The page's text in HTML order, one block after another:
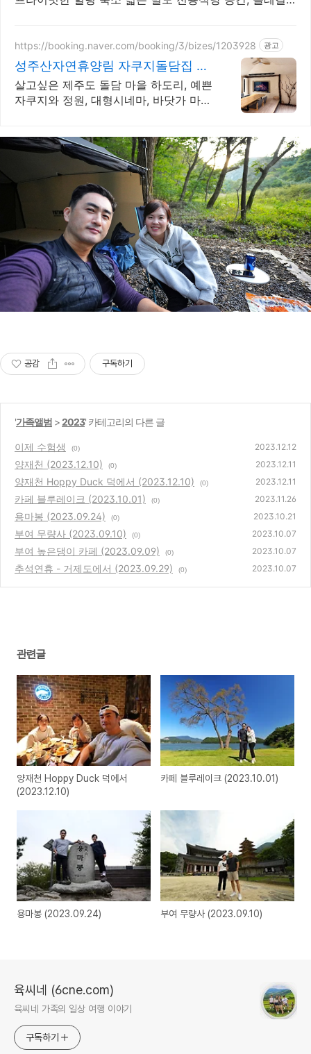
https://booking.naver.com/booking/3/bizes/1203928 광고
성주산자연휴양림 자쿠지돌담집 해
녀마을 하도리 제주돌집
살고싶은 제주도 돌담 마을 하도리, 예쁜
자쿠지와 정원, 대형시네마, 바닷가 마을
최적
공감 구독하기
'가족앨범 >2023' 카테고리의 다른 글
이제 수험생 (0) 2023.12.12
양재천 (2023.12.10) (0) 2023.12.11
양재천 Hoppy Duck 덕에서 (2023.12.10) (0) 2023.12.11
카페 블루레이크 (2023.10.01) (0) 2023.11.26
용마봉 (2023.09.24) (0) 2023.10.21
부여 무량사 (2023.09.10) (0) 2023.10.07
부여 높은댕이 카페 (2023.09.09) (0) 2023.10.07
추석연휴 - 거제도에서 (2023.09.29) (0) 2023.10.07
관련글
양재천 Hoppy Duck 덕에서
(2023.12.10)
카페 블루레이크 (2023.10.01)
용마봉 (2023.09.24) 부여 무량사 (2023.09.10)
육씨네 (6cne.com)
육씨네 가족의 일상 여행 이야기
구독하기